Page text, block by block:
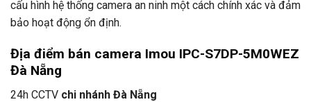
cấu hình hệ thống camera an ninh một cách chính xác và đảm
bảo hoạt động ổn định.
Địa điểm bán camera Imou IPC-S7DP-5M0WEZ
Đà Nẵng
24h CCTV chi nhánh Đà Nẵng